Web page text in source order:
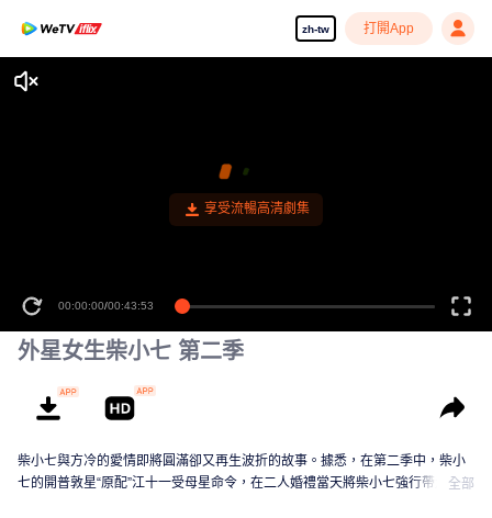
zh-tw 打開App
享受流暢高清劇集
00:00:00/00:43:53
外星女生柴小七 第二季
柴小七與方冷的愛情即將圓滿卻又再生波折的故事。據悉，在第二季中，柴小
七的開普敦星“原配”江十一受母星命令，在二人婚禮當天將柴小七強行帶走，並
全部